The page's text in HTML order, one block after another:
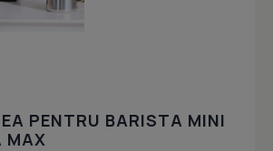
PENTRU BARISTA MINI
MAX